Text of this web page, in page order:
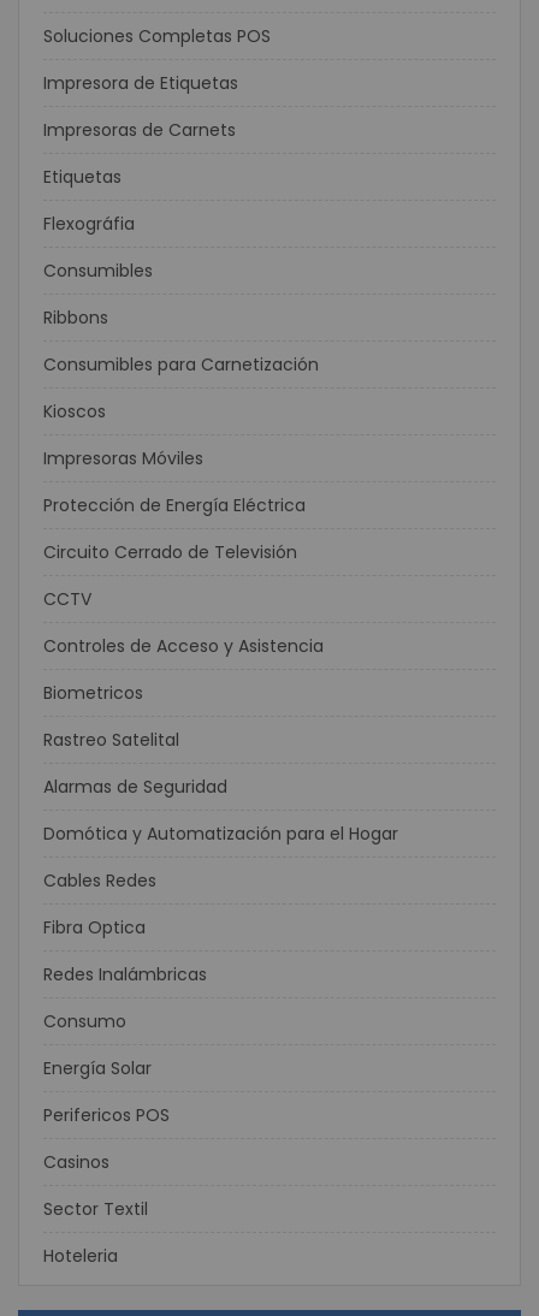
Soluciones Completas POS
Impresora de Etiquetas
Impresoras de Carnets
Etiquetas
Flexográfia
Consumibles
Ribbons
Consumibles para Carnetización
Kioscos
Impresoras Móviles
Protección de Energía Eléctrica
Circuito Cerrado de Televisión
CCTV
Controles de Acceso y Asistencia
Biometricos
Rastreo Satelital
Alarmas de Seguridad
Domótica y Automatización para el Hogar
Cables Redes
Fibra Optica
Redes Inalámbricas
Consumo
Energía Solar
Perifericos POS
Casinos
Sector Textil
Hoteleria